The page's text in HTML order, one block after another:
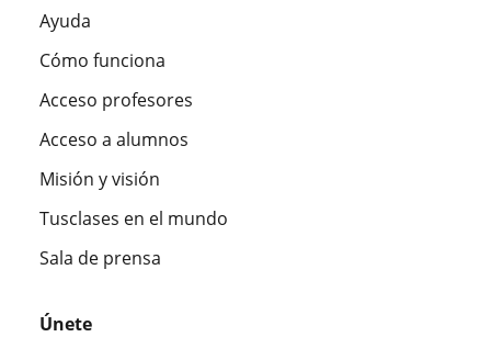
Ayuda
Cómo funciona
Acceso profesores
Acceso a alumnos
Misión y visión
Tusclases en el mundo
Sala de prensa
Únete